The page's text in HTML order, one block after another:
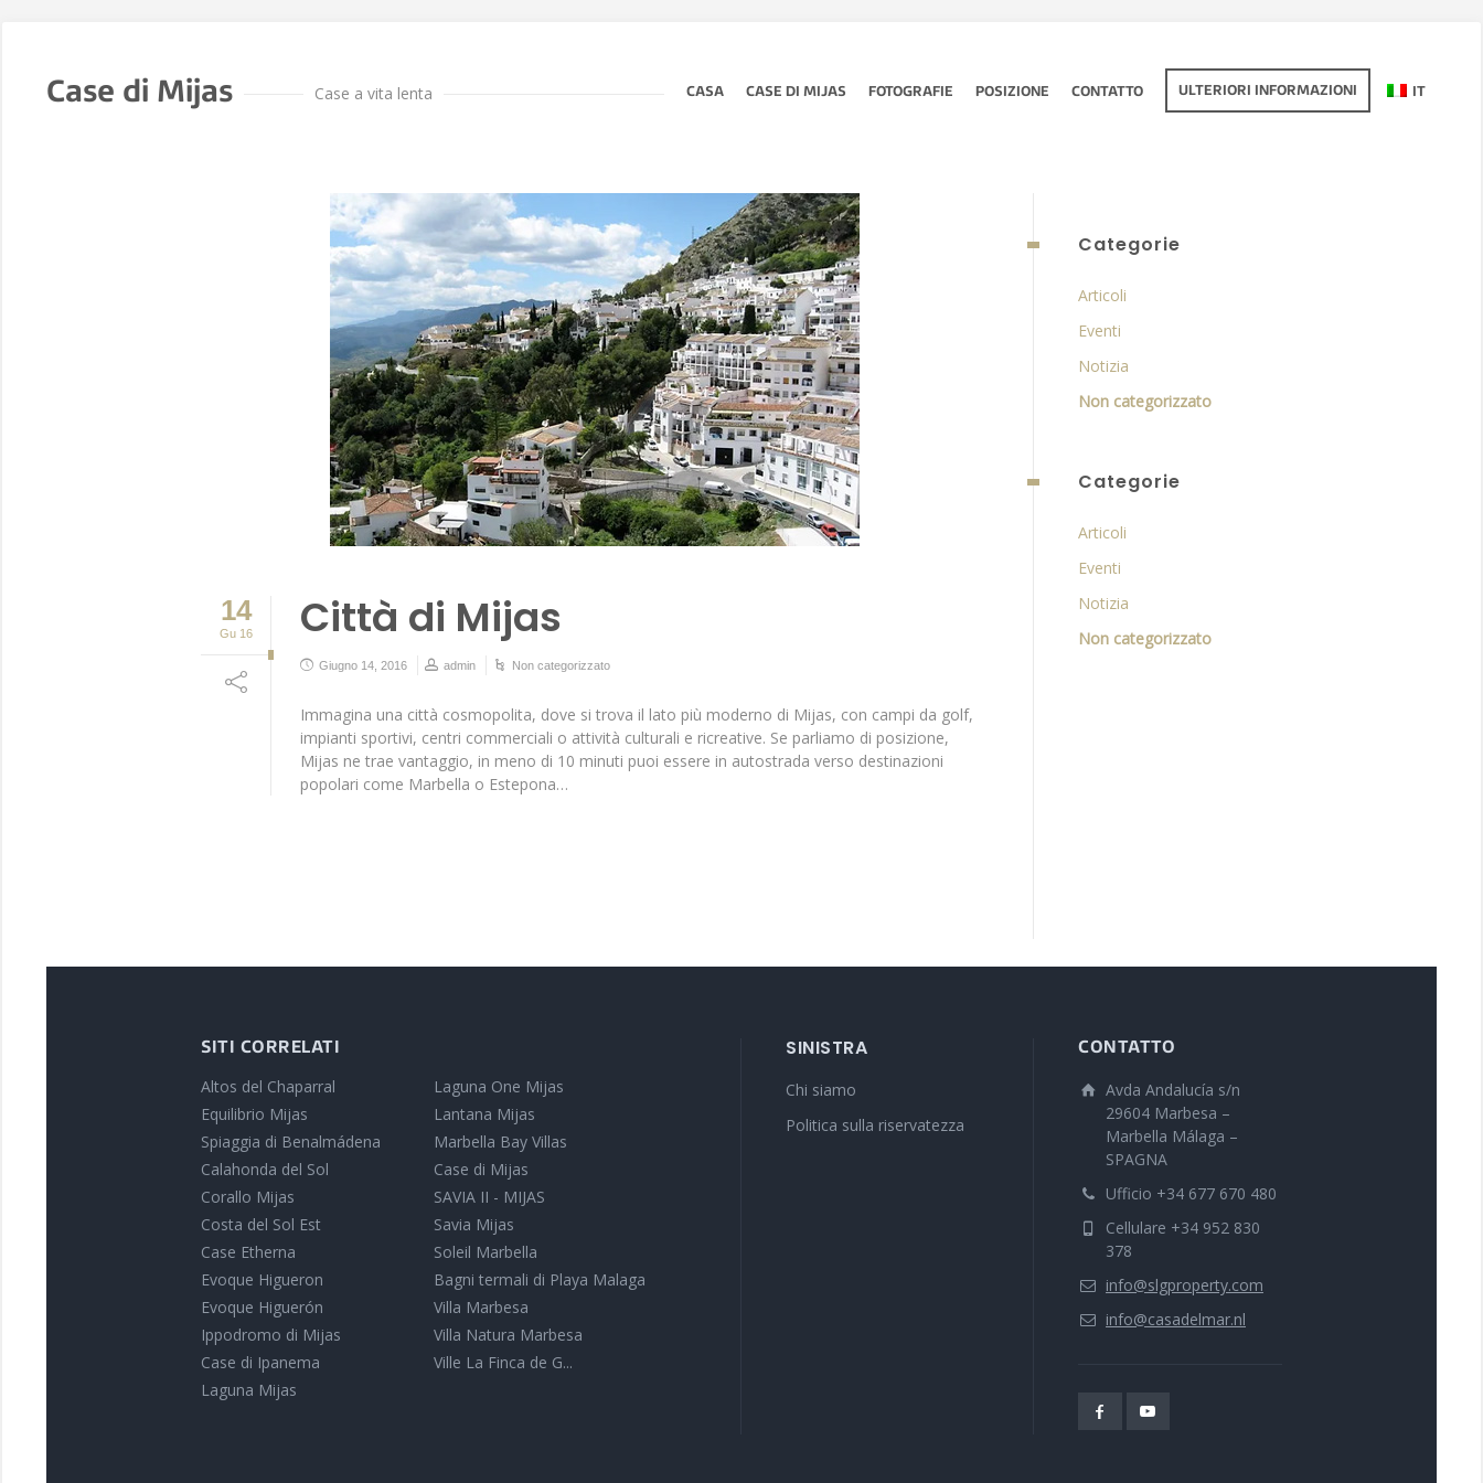
Case di Mijas Case a vita lenta CASA CASE DI MIJAS FOTOGRAFIE POSIZIONE CONTATTO ULTERIORI INFORMAZIONI IT
14
Gu 16 Città di Mijas
Giugno 14, 2016 admin Non categorizzato
Immagina una città cosmopolita, dove si trova il lato più moderno di Mijas, con campi da golf,
impianti sportivi, centri commerciali o attività culturali e ricreative. Se parliamo di posizione,
Mijas ne trae vantaggio, in meno di 10 minuti puoi essere in autostrada verso destinazioni
popolari come Marbella o Estepona…
Categorie
Articoli
Eventi
Notizia
Non categorizzato
Categorie
Articoli
Eventi
Notizia
Non categorizzato
SITI CORRELATI
Altos del Chaparral
Equilibrio Mijas
Spiaggia di Benalmádena
Calahonda del Sol
Corallo Mijas
Costa del Sol Est
Case Etherna
Evoque Higueron
Evoque Higuerón
Ippodromo di Mijas
Case di Ipanema
Laguna Mijas
Laguna One Mijas
Lantana Mijas
Marbella Bay Villas
Case di Mijas
SAVIA II - MIJAS
Savia Mijas
Soleil Marbella
Bagni termali di Playa Malaga
Villa Marbesa
Villa Natura Marbesa
Ville La Finca de G...
SINISTRA
Chi siamo
Politica sulla riservatezza
CONTATTO
Avda Andalucía s/n
29604 Marbesa –
Marbella Málaga –
SPAGNA
Ufficio +34 677 670 480
Cellulare +34 952 830
378
info@slgproperty.com
info@casadelmar.nl